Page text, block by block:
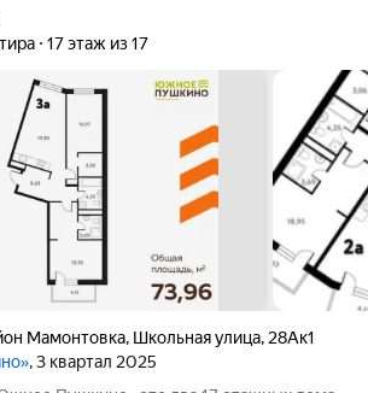
17 этаж из 17
Мамонтовка, Школьная улица, 28Ак1
, 3 квартал 2025